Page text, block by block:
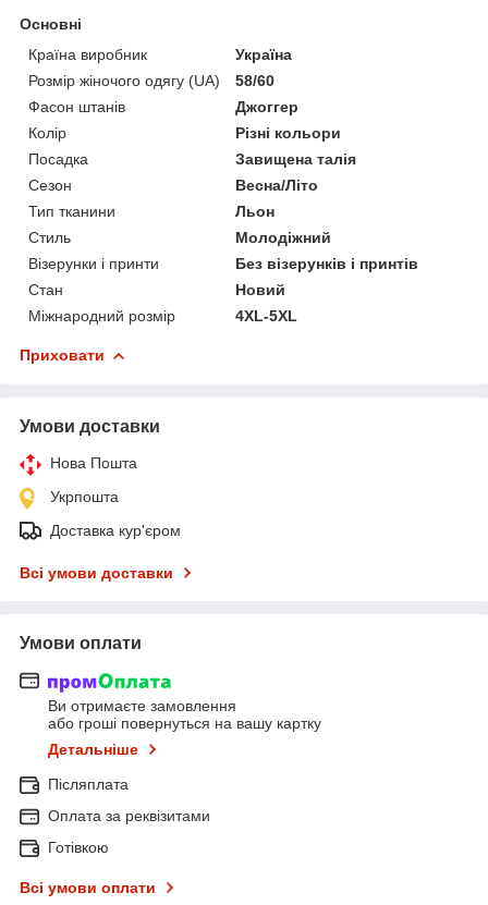
Основні
Країна виробник
Україна
Розмір жіночого одягу (UA)
58/60
Фасон штанів
Джоггер
Колір
Різні кольори
Посадка
Завищена талія
Сезон
Весна/Літо
Тип тканини
Льон
Стиль
Молодіжний
Візерунки і принти
Без візерунків і принтів
Стан
Новий
Міжнародний розмір
4XL-5XL
Приховати
Умови доставки
Нова Пошта
Укрпошта
Доставка кур'єром
Всі умови доставки
Умови оплати
Ви отримаєте замовлення
або гроші повернуться на вашу картку
Детальніше
Післяплата
Оплата за реквізитами
Готівкою
Всі умови оплати